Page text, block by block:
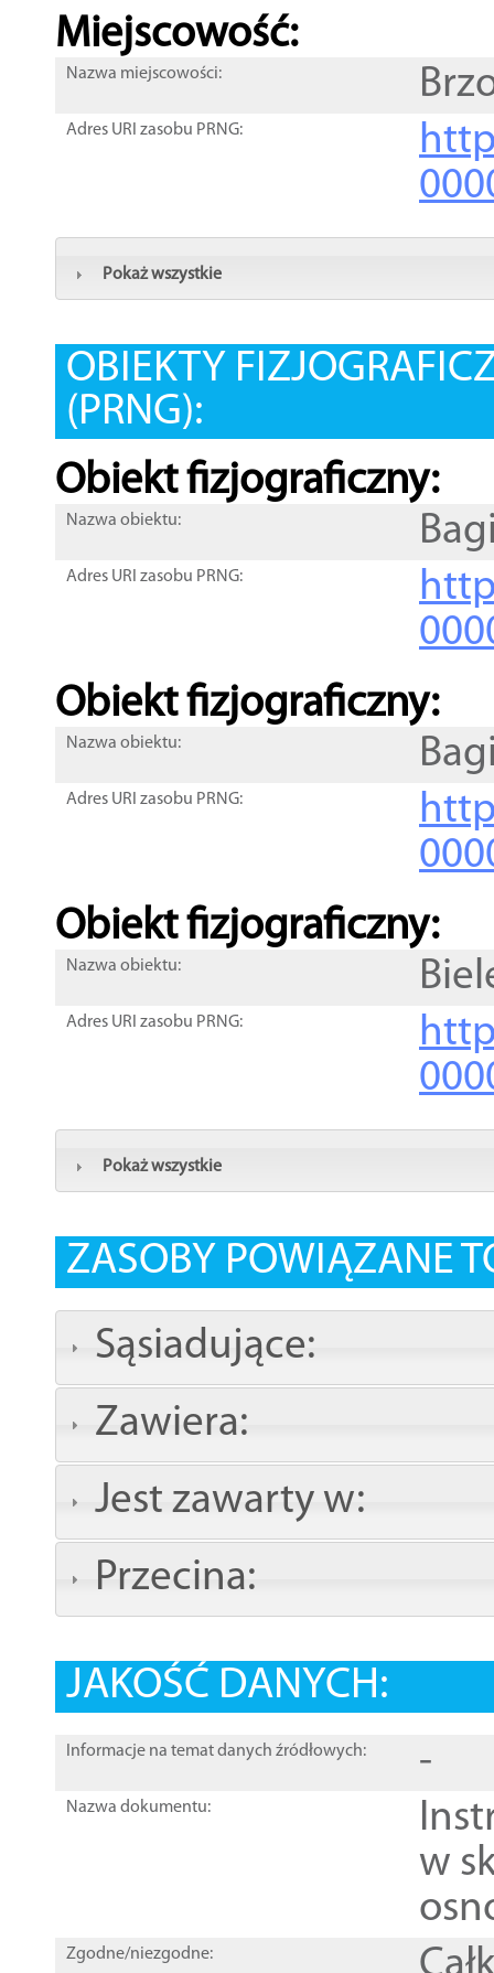
Miejscowość:
Nazwa miejscowości:
Adres URI zasobu PRNG:
Pokaż wszystkie
OBIEKTY
(PRNG):
Obiekt fizjograficzny:
Nazwa obiektu:
Adres URI zasobu PRNG:
Obiekt fizjograficzny:
Nazwa obiektu:
Adres URI zasobu PRNG:
Obiekt fizjograficzny:
Nazwa obiektu:
Adres URI zasobu PRNG:
Pokaż wszystkie
ZASOBY POWIĄZANE
Sąsiadujące:
Zawiera:
Jest zawarty w:
Przecina:
JAKOŚĆ DANYCH:
Informacje na temat danych źródłowych: -
Nazwa dokumentu:
w
Zgodne/niezgodne: